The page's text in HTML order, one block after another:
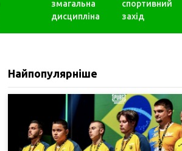
змагальна
дисципліна
спортивний
захід
Найпопулярніше